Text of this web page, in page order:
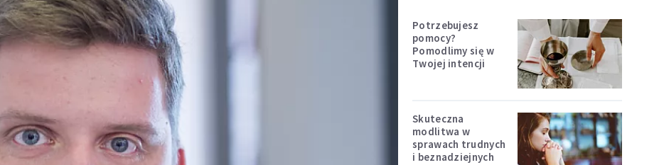
Potrzebujesz
pomocy?
Pomodlimy się w
Twojej intencji
Skuteczna
modlitwa w
sprawach trudnych
i beznadziejnych